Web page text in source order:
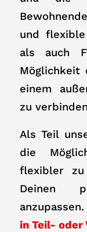
und
als auch
Möglichkeit
einem
zu
Als Teil
die
flexibler
Deinen
in Teil- oder